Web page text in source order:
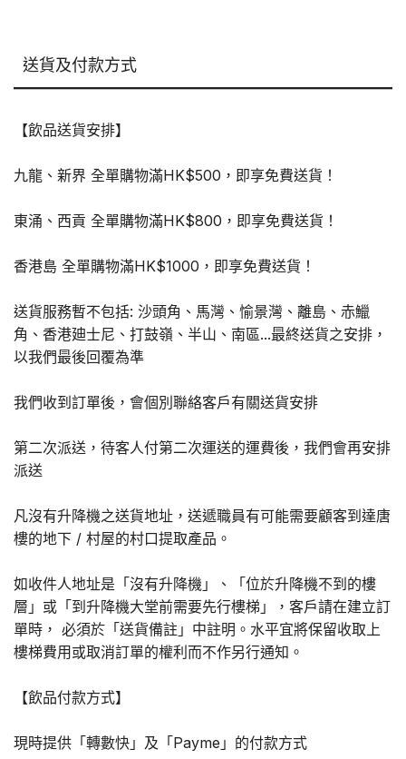
量
送貨及付款方式
【飲品送貨安排】
九龍、新界 全單購物滿HK$500，即享免費送貨！
東涌、西貢 全單購物滿HK$800，即享免費送貨！
香港島 全單購物滿HK$1000，即享免費送貨！
送貨服務暫不包括: 沙頭角、馬灣、愉景灣、離島、赤鱲
角、香港廸士尼、打鼓嶺、半山、南區...最終送貨之安排，
以我們最後回覆為準
我們收到訂單後，會個別聯絡客戶有關送貨安排
第二次派送，待客人付第二次運送的運費後，我們會再安排
派送
凡沒有升降機之送貨地址，送遞職員有可能需要顧客到達唐
樓的地下 / 村屋的村口提取產品。
如收件人地址是「沒有升降機」、「位於升降機不到的樓
層」或「到升降機大堂前需要先行樓梯」，客戶請在建立訂
單時， 必須於「送貨備註」中註明。水平宜將保留收取上
樓梯費用或取消訂單的權利而不作另行通知。
【飲品付款方式】
現時提供「轉數快」及「Payme」的付款方式